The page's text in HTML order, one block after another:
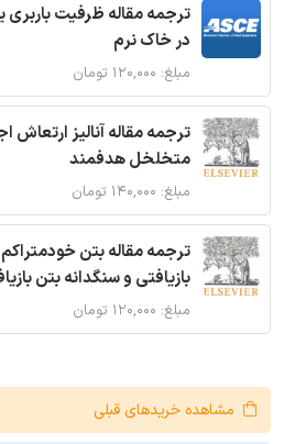
ترجمه مقاله ظرفیت
در خاک نرم
مبلغ: ۱۲۰,۰۰۰ تومان
ترجمه مقاله آنالیز ارتعاش
متخلخل هدفمند
مبلغ: ۱۴۰,۰۰۰ تومان
ترجمه مقاله بتن خودمتراکم
بازیافتی و سنگدانه بتن
مبلغ: ۱۲۰,۰۰۰ تومان
مشاهده خریدهای قبلی